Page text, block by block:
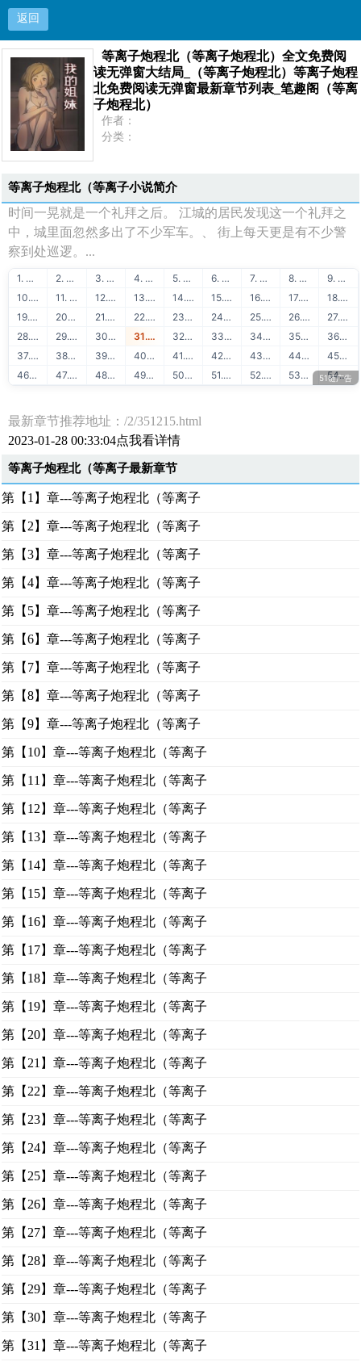
返回
等离子炮程北（等离子炮程北）全文免费阅读无弹
窗大结局_（等离子炮程北）等离子炮程北免费阅
读无弹窗最新章节列表_笔趣阁（等离子炮程北）
等离子炮程北（等离子炮程北）全文免费阅
读无弹窗大结局_（等离子炮程北）等离子炮程
北免费阅读无弹窗最新章节列表_笔趣阁（等离
子炮程北）
作者：
分类：
最新：
等离子炮程北（等离子小说简介
时间一晃就是一个礼拜之后。 江城的居民发现这一个礼拜之
中，城里面忽然多出了不少军车。、 街上每天更是有不少警
察到处巡逻。...
1. ★明星趣事★ 2. 51链友链交换 3. 51链流量联盟 4. 51学堂在线学习 5. 88API保单识别 6. 51链免费交换 7. 51学堂免费课程 8. 88API发票识别
9. 51链买卖友链
10. 51学堂编程教程
11. 88API身份证识别 12. 51链泛目录出租 13. 51学堂SEO教程 14. 88API银行卡识别 15. 51链网站出售 16. 51学堂建站教程 17. 88API名片识别
18. 51链广告联盟
19. 51学堂精品推荐
20. 88API营业执照识别 21. 51链出租广告位 22. 51链站长赚钱 23. 51学堂运营干货 24. 88API行驶证识别 25. 51链软文出售 26. 51链流量出售
27. 88API驾驶证识别
28. 51链图文广告
29. 51链购买友链 30. 88API车牌号识别 31. 51链免费换链 32. 51链网站目录 33. 88API车架号识别 34. 51链网站转让 35. 51链软文外链
36. 88API通用文本识别
37. 51链网站排行
38. 51链友链检测 39. 88API二维码识别 40. 51学堂Java教程 41. 51学堂Python教程 42. 88API快递地址解析 43. 51学堂Golang教程 44. 51学堂前端开发
45. 88API OCR识别
46. 51学堂AI人工智能
47. 51学堂云计算运维 48. 51学堂出售源码 49. 51学堂SVIP会员 50. 51学堂IT教程 51. 51学堂大数据 52. 51链友链交换 53. 51链流量联盟 54. 51学堂在线学习
51链广告
最新章节推荐地址：/2/351215.html
2023-01-28 00:33:04点我看详情
等离子炮程北（等离子最新章节
第【1】章---等离子炮程北（等离子
第【2】章---等离子炮程北（等离子
第【3】章---等离子炮程北（等离子
第【4】章---等离子炮程北（等离子
第【5】章---等离子炮程北（等离子
第【6】章---等离子炮程北（等离子
第【7】章---等离子炮程北（等离子
第【8】章---等离子炮程北（等离子
第【9】章---等离子炮程北（等离子
第【10】章---等离子炮程北（等离子
第【11】章---等离子炮程北（等离子
第【12】章---等离子炮程北（等离子
第【13】章---等离子炮程北（等离子
第【14】章---等离子炮程北（等离子
第【15】章---等离子炮程北（等离子
第【16】章---等离子炮程北（等离子
第【17】章---等离子炮程北（等离子
第【18】章---等离子炮程北（等离子
第【19】章---等离子炮程北（等离子
第【20】章---等离子炮程北（等离子
第【21】章---等离子炮程北（等离子
第【22】章---等离子炮程北（等离子
第【23】章---等离子炮程北（等离子
第【24】章---等离子炮程北（等离子
第【25】章---等离子炮程北（等离子
第【26】章---等离子炮程北（等离子
第【27】章---等离子炮程北（等离子
第【28】章---等离子炮程北（等离子
第【29】章---等离子炮程北（等离子
第【30】章---等离子炮程北（等离子
第【31】章---等离子炮程北（等离子